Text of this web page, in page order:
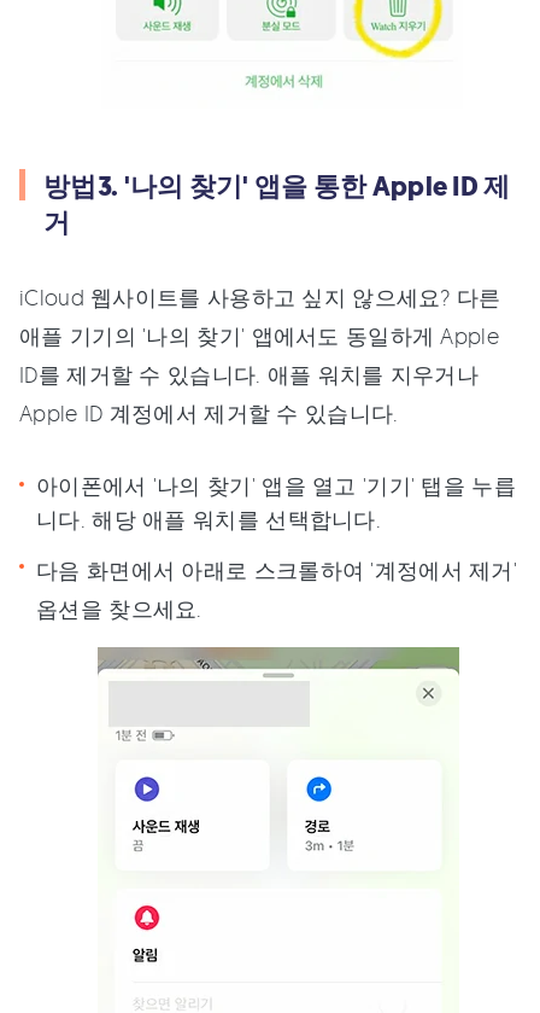
방법3. '나의 찾기' 앱을 통한 Apple ID 제
거
iCloud 웹사이트를 사용하고 싶지 않으세요? 다른
애플 기기의 '나의 찾기' 앱에서도 동일하게 Apple
ID를 제거할 수 있습니다. 애플 워치를 지우거나
Apple ID 계정에서 제거할 수 있습니다.
아이폰에서 '나의 찾기' 앱을 열고 '기기' 탭을 누릅
니다. 해당 애플 워치를 선택합니다.
다음 화면에서 아래로 스크롤하여 '계정에서 제거'
옵션을 찾으세요.